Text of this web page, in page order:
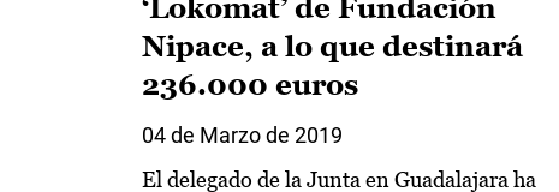
‘Lokomat’ de Fundación
Nipace, a lo que destinará
236.000 euros
04 de Marzo de 2019
El delegado de la Junta en Guadalajara ha